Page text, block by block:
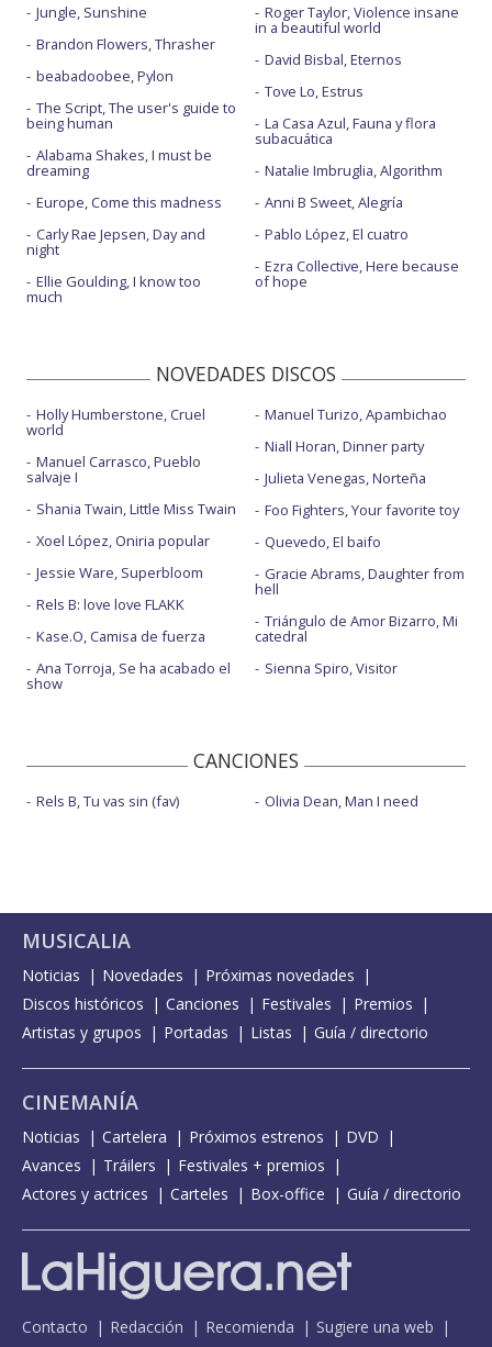
Jungle, Sunshine
Brandon Flowers, Thrasher
beabadoobee, Pylon
The Script, The user's guide to
being human
Alabama Shakes, I must be
dreaming
Europe, Come this madness
Carly Rae Jepsen, Day and
night
Ellie Goulding, I know too
much
Roger Taylor, Violence insane
in a beautiful world
David Bisbal, Eternos
Tove Lo, Estrus
La Casa Azul, Fauna y flora
subacuática
Natalie Imbruglia, Algorithm
Anni B Sweet, Alegría
Pablo López, El cuatro
Ezra Collective, Here because
of hope
NOVEDADES DISCOS
Holly Humberstone, Cruel
world
Manuel Carrasco, Pueblo
salvaje I
Shania Twain, Little Miss Twain
Xoel López, Oniria popular
Jessie Ware, Superbloom
Rels B: love love FLAKK
Kase.O, Camisa de fuerza
Ana Torroja, Se ha acabado el
show
Manuel Turizo, Apambichao
Niall Horan, Dinner party
Julieta Venegas, Norteña
Foo Fighters, Your favorite toy
Quevedo, El baifo
Gracie Abrams, Daughter from
hell
Triángulo de Amor Bizarro, Mi
catedral
Sienna Spiro, Visitor
CANCIONES
Rels B, Tu vas sin (fav) Olivia Dean, Man I need
MUSICALIA
Noticias Novedades
Próximas novedades
Discos históricos
Canciones Festivales
Premios
Artistas y grupos
Portadas Listas Guía / directorio
CINEMANÍA
Noticias Cartelera Próximos estrenos
DVD
Avances
Tráilers
Festivales + premios
Actores y actrices
Carteles Box-office Guía / directorio
Contacto Redacción Recomienda
Sugiere una web